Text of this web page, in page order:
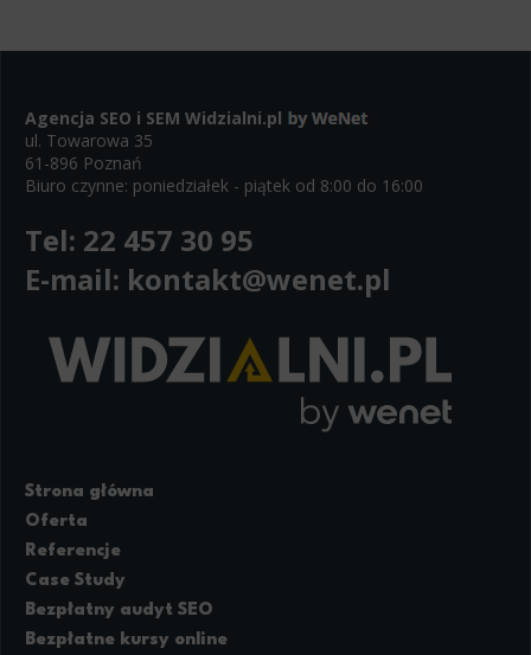
Agencja SEO i SEM Widzialni.pl
ul. Towarowa 35
61-896 Poznań
Biuro czynne: poniedziałek - piątek od 8:00 do 16:00
Tel: 22 457 30 95
E-mail: kontakt@wenet.pl
Strona główna
Oferta
Referencje
Case Study
Bezpłatny audyt SEO
Bezpłatne kursy online